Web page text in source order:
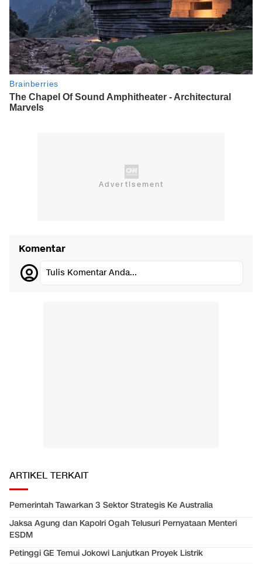
Komentar
Tulis Komentar Anda...
ARTIKEL TERKAIT
Pemerintah Tawarkan 3 Sektor Strategis Ke Australia
Jaksa Agung dan Kapolri Ogah Telusuri Pernyataan Menteri
ESDM
Petinggi GE Temui Jokowi Lanjutkan Proyek Listrik